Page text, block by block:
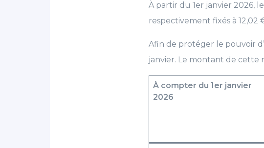
À partir du 1er janvier 2026,
respectivement fixés à 12,02
Afin de protéger le pouvoir
janvier. Le montant de cette
À compter du 1er janvier
2026